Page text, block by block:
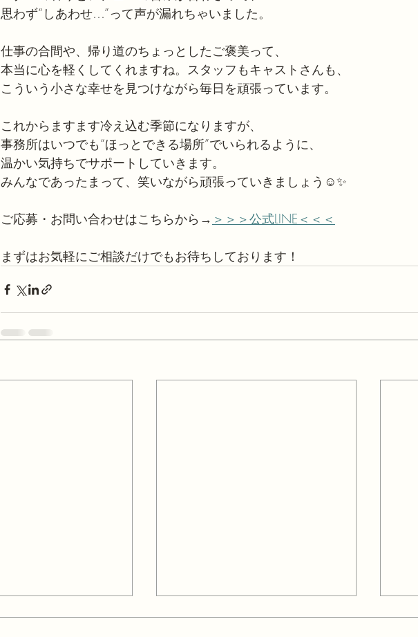
思わず“しあわせ…”って声が漏れちゃいました。
仕事の合間や、帰り道のちょっとしたご褒美って、
本当に心を軽くしてくれますね。スタッフもキャストさんも、
こういう小さな幸せを見つけながら毎日を頑張っています。
これからますます冷え込む季節になりますが、
事務所はいつでも“ほっとできる場所”でいられるように、
温かい気持ちでサポートしていきます。
みんなであったまって、笑いながら頑張っていきましょう☺️✨
ご応募・お問い合わせはこちらから→ ＞＞＞公式LINE＜＜＜
まずはお気軽にご相談だけでもお待ちしております！